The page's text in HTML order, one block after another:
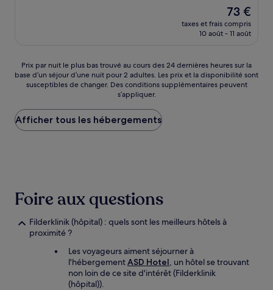
Le
nouveau
prix
73 €
73 €
taxes et frais compris
10 août - 11 août
Prix
par
nuit
plus
bas
trouvé
sur
la
base
d’un
séjour
Prix par nuit le plus bas trouvé au cours des 24 dernières heures sur la
base d’un séjour d’une nuit pour 2 adultes. Les prix et la disponibilité sont
susceptibles de changer. Des conditions supplémentaires peuvent
s’appliquer.
Afficher tous les hébergements
Foire aux questions
Filderklinik (hôpital) : quels sont les meilleurs hôtels à
proximité ?
Les voyageurs aiment séjourner à
l'hébergementASD Hotel, un hôtel se trouvant
non loin de ce site d'intérêt (Filderklinik
(hôpital)).